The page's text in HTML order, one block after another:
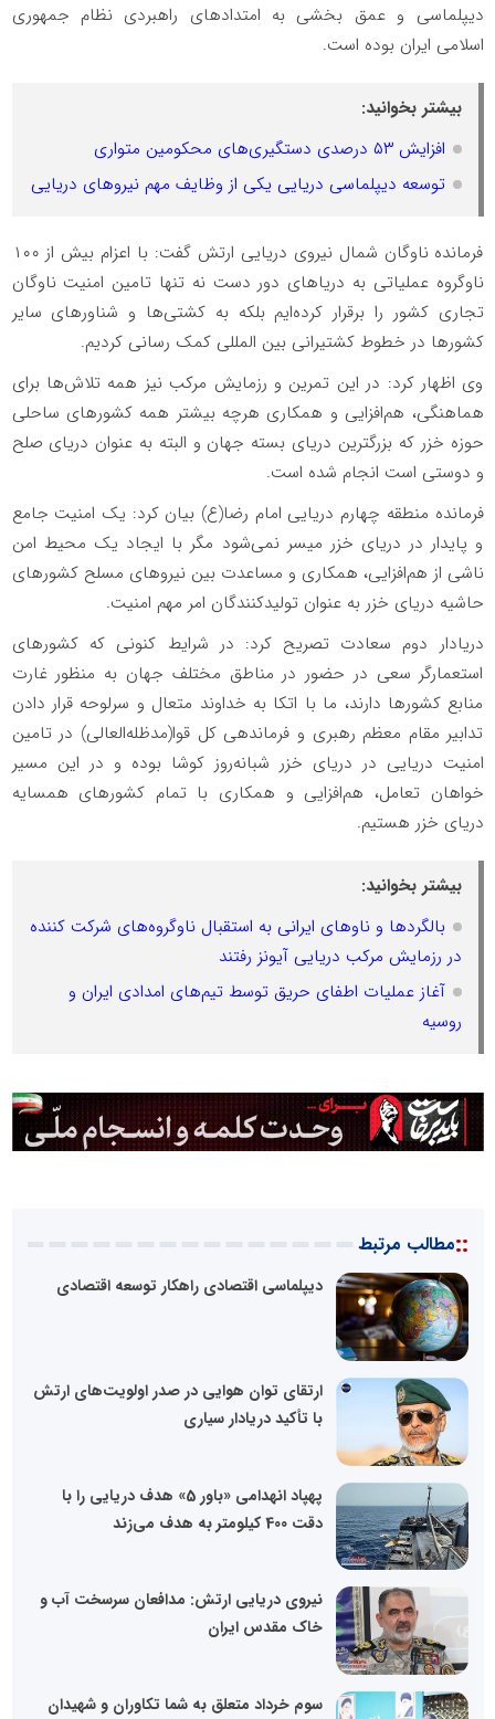
دیپلماسی و عمق بخشی به امتداد‌های راهبردی نظام جمهوری
اسلامی ایران بوده است.
بیشتر بخوانید:
افزایش ۵۳ درصدی دستگیری‌های محکومین متواری
توسعه دیپلماسی دریایی یکی از وظایف مهم نیروهای دریایی
فرمانده ناوگان شمال نیروی دریایی ارتش گفت: با اعزام بیش از ۱۰۰
ناوگروه عملیاتی به دریاهای دور دست نه تنها تامین امنیت ناوگان
تجاری کشور را برقرار کرده‌ایم بلکه به کشتی‌ها و شناورهای سایر
کشورها در خطوط کشتیرانی بین المللی کمک رسانی کردیم.
وی اظهار کرد: در این تمرین و رزمایش مرکب نیز همه تلاش‌ها برای
هماهنگی، هم‌افزایی و همکاری هرچه بیشتر همه کشورهای ساحلی
حوزه خزر که بزرگترین دریای بسته جهان و البته به عنوان دریای صلح
و دوستی است انجام شده است.
فرمانده منطقه چهارم دریایی امام رضا(ع) بیان کرد: یک امنیت جامع
و پایدار در دریای خزر میسر نمی‌شود مگر با ایجاد یک محیط امن
ناشی از هم‌افزایی، همکاری و مساعدت بین نیروهای مسلح کشورهای
حاشیه دریای خزر به عنوان تولیدکنندگان امر مهم امنیت.
دریادار دوم سعادت تصریح کرد: در شرایط کنونی که کشورهای
استعمارگر سعی در حضور در مناطق مختلف جهان به منظور غارت
منابع کشورها دارند، ما با اتکا به خداوند متعال و سرلوحه قرار دادن
تدابیر مقام معظم رهبری و فرماندهی کل قوا(مدظله‌العالی) در تامین
امنیت دریایی در دریای خزر شبانه‌روز کوشا بوده و در این مسیر
خواهان تعامل، هم‌افزایی و همکاری با تمام کشورهای همسایه
دریای خزر هستیم.
بیشتر بخوانید:
بالگردها و ناوهای ایرانی به استقبال ناوگروه‌های شرکت کننده
در رزمایش مرکب دریایی آیونز رفتند
آغاز عملیات اطفای حریق توسط تیم‌های امدادی ایران و
روسیه
::مطالب مرتبط
دیپلماسی اقتصادی راهکار توسعه اقتصادی
ارتقای توان هوایی در صدر اولویت‌های ارتش
با تأکید دریادار سیاری
پهپاد انهدامی «باور 5» هدف دریایی را با
دقت 400 کیلومتر به هدف می‌زند
نیروی دریایی ارتش: مدافعان سرسخت آب و
خاک مقدس ایران
سوم خرداد متعلق به شما تکاوران و شهیدان